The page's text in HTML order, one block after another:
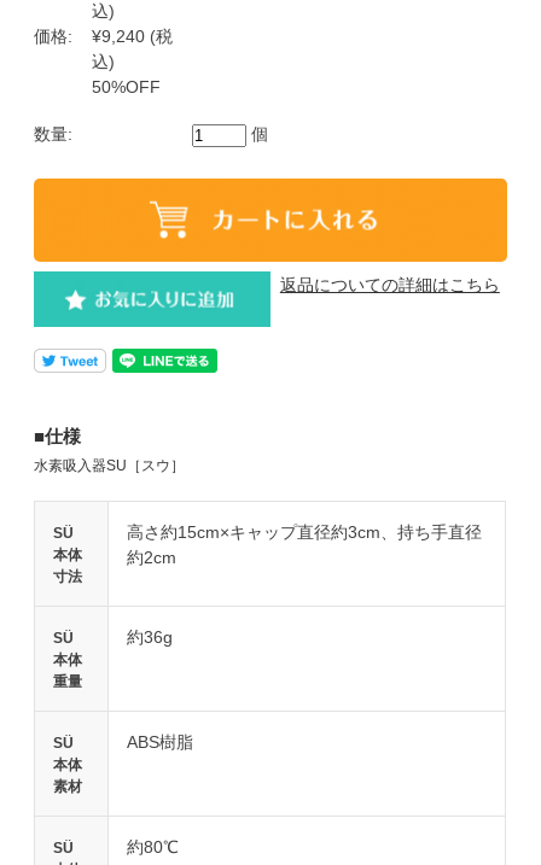
込)
価格:
¥9,240 (税
込)
50%OFF
数量: 個
返品についての詳細はこちら
■仕様
水素吸入器SU［スウ］
SÜ
本体
寸法
高さ約15cm×キャップ直径約3cm、持ち手直径
約2cm
SÜ
本体
重量
約36g
SÜ
本体
素材
ABS樹脂
SÜ
約80℃